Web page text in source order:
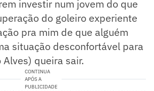
investir num jovem do que
do goleiro experiente
pra mim de que alguém
situação desconfortável para
queira sair.
CONTINUA
APÓS A
PUBLICIDADE